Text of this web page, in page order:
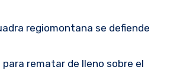
regiomontana se defiende
rematar de lleno sobre el